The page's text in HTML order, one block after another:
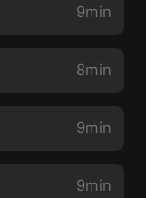
9min
8min
9min
9min